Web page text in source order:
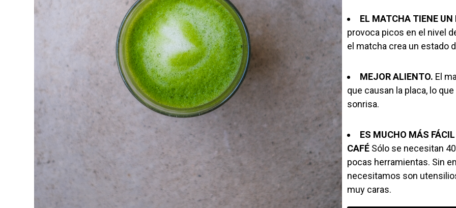
EL MATCHA TIENE UN
provoca picos en el nivel
el matcha crea un estado
MEJOR ALIENTO. El
que causan la placa, lo
sonrisa.
ES MUCHO MÁS
CAFÉ Sólo se necesitan
pocas herramientas. Sin
necesitamos son
muy caras.